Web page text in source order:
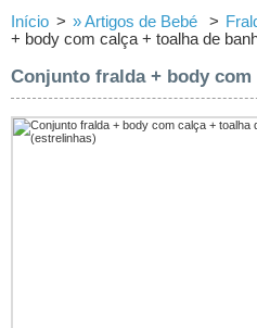
Início > » Artigos de Bebé >
+ body com calça + toalha de
Conjunto fralda + body